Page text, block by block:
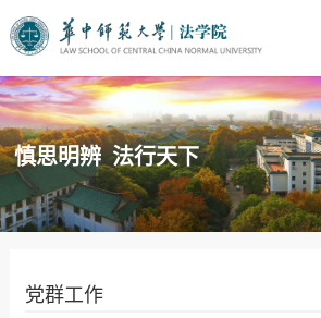
慎思明辨 法行天下
党群工作